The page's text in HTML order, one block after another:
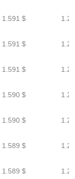
1.591 $
1.591 $
1.591 $
1.590 $
1.590 $
1.589 $
1.589 $